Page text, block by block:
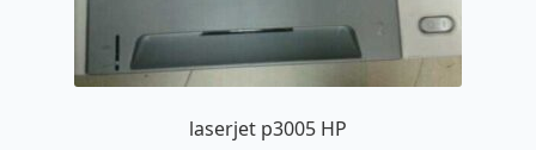
laserjet p3005 HP